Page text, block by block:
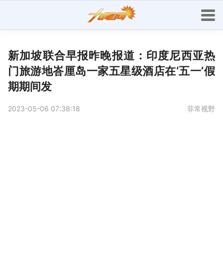
新加坡联合早报昨晚报道：印度尼西亚热
门旅游地峇厘岛一家五星级酒店在‘五一’假
期期间发
2023-05-06 07:38:18 菲常视野